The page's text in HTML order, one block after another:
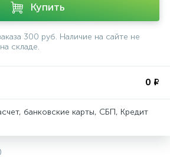
Купить
300 руб. Наличие на сайте не
складе.
0 ₽
банковские карты, СБП, Кредит